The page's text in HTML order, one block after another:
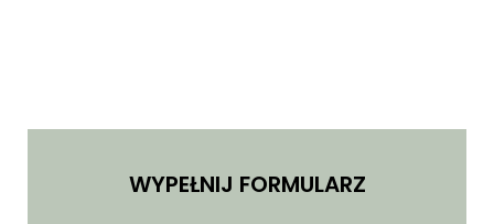
WYPEŁNIJ FORMULARZ